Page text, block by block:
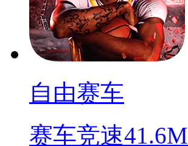
自由赛车
赛车竞速41.6M